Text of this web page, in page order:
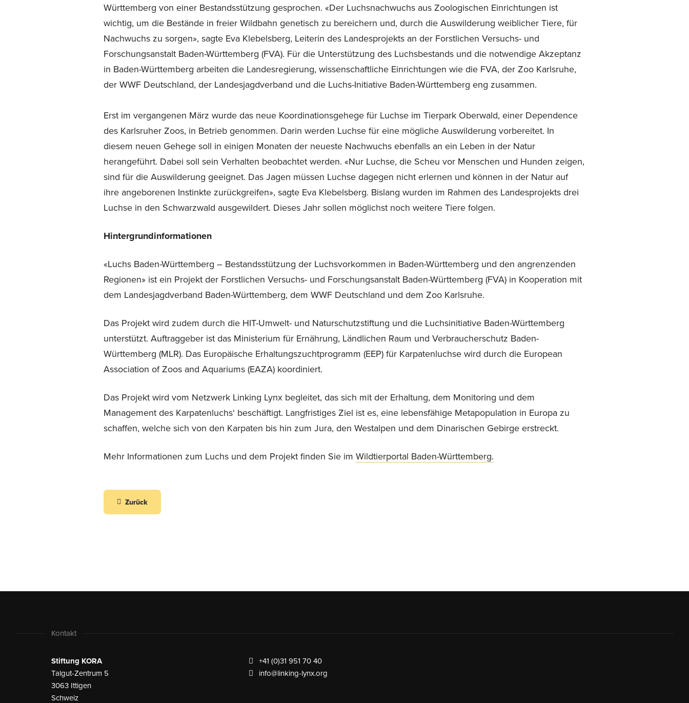
Württemberg von einer Bestandsstützung gesprochen. «Der Luchsnachwuchs aus Zoologischen Einrichtungen ist
wichtig, um die Bestände in freier Wildbahn genetisch zu bereichern und, durch die Auswilderung weiblicher Tiere, für
Nachwuchs zu sorgen», sagte Eva Klebelsberg, Leiterin des Landesprojekts an der Forstlichen Versuchs- und
Forschungsanstalt Baden-Württemberg (FVA). Für die Unterstützung des Luchsbestands und die notwendige Akzeptanz
in Baden-Württemberg arbeiten die Landesregierung, wissenschaftliche Einrichtungen wie die FVA, der Zoo Karlsruhe,
der WWF Deutschland, der Landesjagdverband und die Luchs-Initiative Baden-Württemberg eng zusammen.
Erst im vergangenen März wurde das neue Koordinationsgehege für Luchse im Tierpark Oberwald, einer Dependence
des Karlsruher Zoos, in Betrieb genommen. Darin werden Luchse für eine mögliche Auswilderung vorbereitet. In
diesem neuen Gehege soll in einigen Monaten der neueste Nachwuchs ebenfalls an ein Leben in der Natur
herangeführt. Dabei soll sein Verhalten beobachtet werden. «Nur Luchse, die Scheu vor Menschen und Hunden zeigen,
sind für die Auswilderung geeignet. Das Jagen müssen Luchse dagegen nicht erlernen und können in der Natur auf
ihre angeborenen Instinkte zurückgreifen», sagte Eva Klebelsberg. Bislang wurden im Rahmen des Landesprojekts drei
Luchse in den Schwarzwald ausgewildert. Dieses Jahr sollen möglichst noch weitere Tiere folgen.
Hintergrundinformationen
«Luchs Baden-Württemberg – Bestandsstützung der Luchsvorkommen in Baden-Württemberg und den angrenzenden
Regionen» ist ein Projekt der Forstlichen Versuchs- und Forschungsanstalt Baden-Württemberg (FVA) in Kooperation mit
dem Landesjagdverband Baden-Württemberg, dem WWF Deutschland und dem Zoo Karlsruhe.
Das Projekt wird zudem durch die HIT-Umwelt- und Naturschutzstiftung und die Luchsinitiative Baden-Württemberg
unterstützt. Auftraggeber ist das Ministerium für Ernährung, Ländlichen Raum und Verbraucherschutz Baden-
Württemberg (MLR). Das Europäische Erhaltungszuchtprogramm (EEP) für Karpatenluchse wird durch die European
Association of Zoos and Aquariums (EAZA) koordiniert.
Das Projekt wird vom Netzwerk Linking Lynx begleitet, das sich mit der Erhaltung, dem Monitoring und dem
Management des Karpatenluchs‘ beschäftigt. Langfristiges Ziel ist es, eine lebensfähige Metapopulation in Europa zu
schaffen, welche sich von den Karpaten bis hin zum Jura, den Westalpen und dem Dinarischen Gebirge erstreckt.
Mehr Informationen zum Luchs und dem Projekt finden Sie im Wildtierportal Baden-Württemberg.
Zurück
Kontakt
Stiftung KORA
Talgut-Zentrum 5
3063 Ittigen
Schweiz
+41 (0)31 951 70 40
info@linking-lynx.org